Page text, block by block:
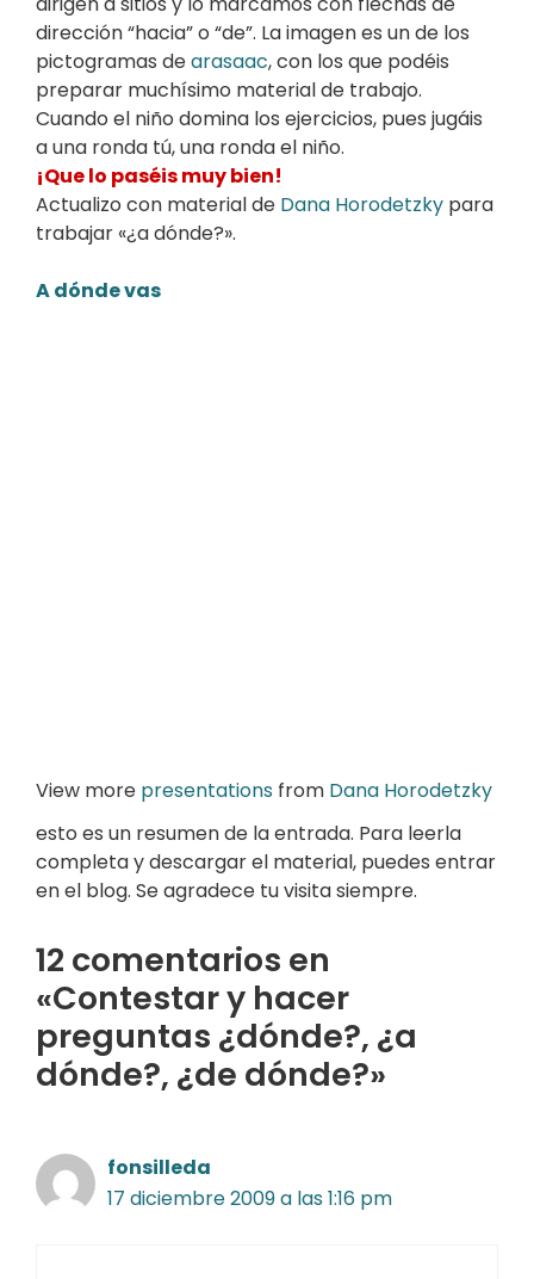
dirección “hacia” o “de”. La imagen es un de los
pictogramas dearasaac, con los que podéis
preparar muchísimo material de trabajo.
Cuando el niño domina los ejercicios, pues jugáis
a una ronda tú, una ronda el niño.
¡Que lo paséis muy bien!
Actualizo con material de Dana Horodetzky para
trabajar «¿a dónde?».
A dónde vas
View more presentations from Dana Horodetzky
esto es un resumen de la entrada. Para leerla
completa y descargar el material, puedes entrar
en el blog. Se agradece tu visita siempre.
12 comentarios en
«Contestar y hacer
preguntas ¿dónde?, ¿a
dónde?, ¿de dónde?»
fonsilleda
17 diciembre 2009 a las 1:16 pm